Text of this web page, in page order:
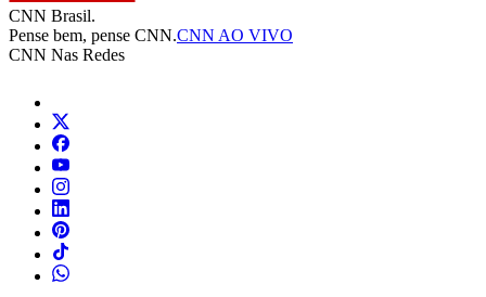
CNN Brasil.
Pense bem, pense CNN.CNN AO VIVO
CNN Nas Redes